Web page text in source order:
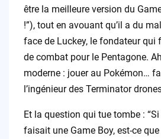
être la meilleure version du
!”), tout en avouant qu’il a du
face de Luckey, le fondateur qui
de combat pour le Pentagone.
moderne : jouer au Pokémon…
l’ingénieur des Terminator
Et la question qui tue tombe :
faisait une Game Boy, est-ce